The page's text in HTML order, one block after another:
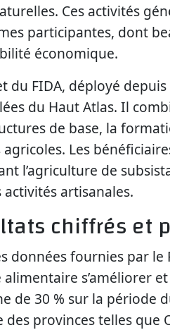
Ces activités
participantes, dont
économique.
du FIDA, déployé
du Haut Atlas. Il
de base, la
Les
l’agriculture de
activités artisanales.
chiffrés et
données fournies par
alimentaire s’améliorer
de 30 % sur la période
des provinces telles que